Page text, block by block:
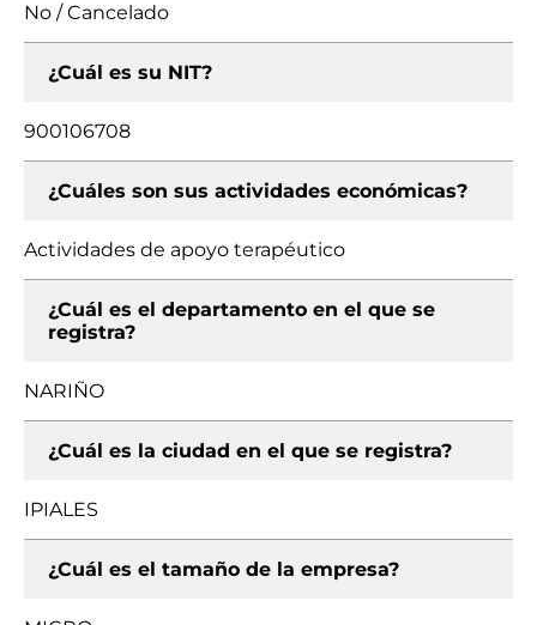
No / Cancelado
¿Cuál es su NIT?
900106708
¿Cuáles son sus actividades económicas?
Actividades de apoyo terapéutico
¿Cuál es el departamento en el que se
registra?
NARIÑO
¿Cuál es la ciudad en el que se registra?
IPIALES
¿Cuál es el tamaño de la empresa?